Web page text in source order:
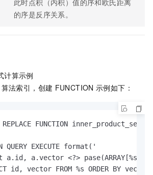
的序是反序关系。
计算示例
算法索引，创建 FUNCTION 示例如下：
REPLACE FUNCTION
QUERY EXECUTE format('
a.id, a.vector <?> pase(ARRAY[%s],
id, vector FROM %s ORDER BY